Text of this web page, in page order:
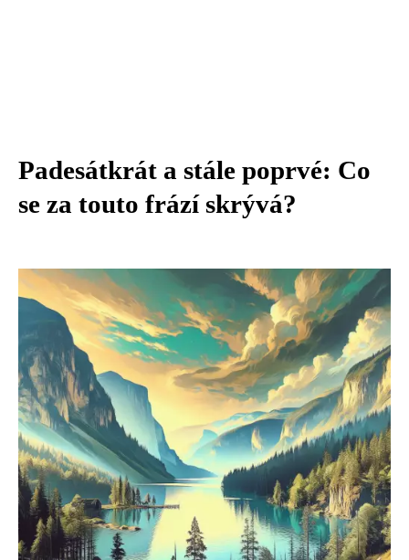
Padesátkrát a stále poprvé: Co
se za touto frází skrývá?